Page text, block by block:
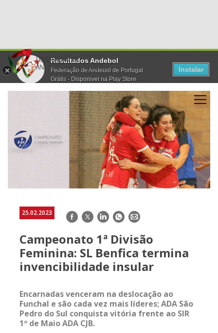
Resultados Andebol
Federação de Andebol de Portugal
Grátis - Disponivel na Play Store
Instalar
25.02.2023 Facebook
TwitterLinkedInWhatsApp
E-
Campeonato 1ª Divisão
Feminina: SL Benfica termina
invencibilidade insular
Encarnadas venceram na deslocação ao
Funchal e são cada vez mais líderes; ADA São
Pedro do Sul conquista vitória frente ao SIR
1º de Maio ADA CJB.